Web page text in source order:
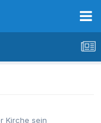
Kirche sein